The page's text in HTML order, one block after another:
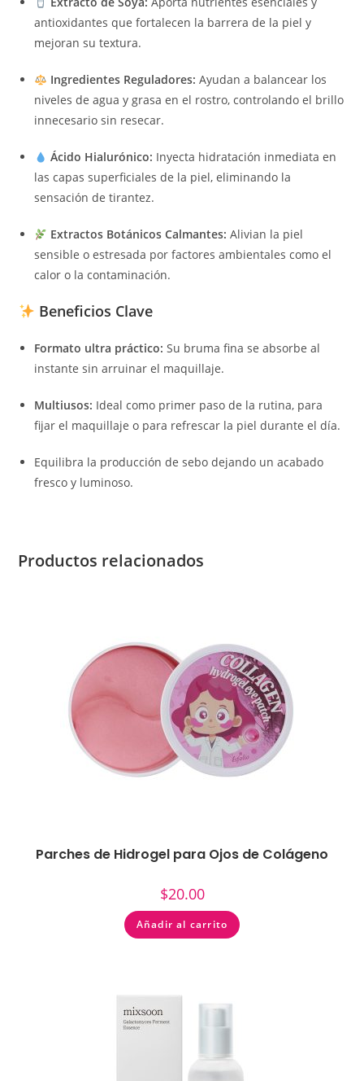
antioxidantes que fortalecen la barrera de la piel y
mejoran su textura.
Ingredientes Reguladores: Ayudan a balancear los
niveles de agua y grasa en el rostro, controlando el brillo
innecesario sin resecar.
Ácido Hialurónico: Inyecta hidratación inmediata en
las capas superficiales de la piel, eliminando la
sensación de tirantez.
Extractos Botánicos Calmantes: Alivian la piel
sensible o estresada por factores ambientales como el
calor o la contaminación.
Beneficios Clave
Formato ultra práctico: Su bruma fina se absorbe al
instante sin arruinar el maquillaje.
Multiusos: Ideal como primer paso de la rutina, para
fijar el maquillaje o para refrescar la piel durante el día.
Equilibra la producción de sebo dejando un acabado
fresco y luminoso.
Productos relacionados
Parches de Hidrogel para Ojos de Colágeno
$20.00
Añadir al carrito